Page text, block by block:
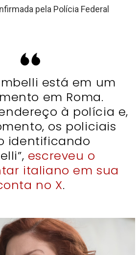
pela Polícia Federal
está em um
em Roma.
à polícia e,
os policiais
identificando
escreveu o
italiano em sua
no X.